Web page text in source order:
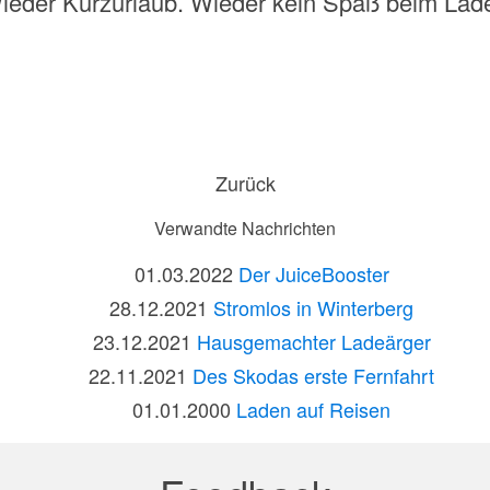
Zurück
Verwandte Nachrichten
01.03.2022 Der JuiceBooster
28.12.2021 Stromlos in Winterberg
23.12.2021 Hausgemachter Ladeärger
22.11.2021 Des Skodas erste Fernfahrt
01.01.2000 Laden auf Reisen